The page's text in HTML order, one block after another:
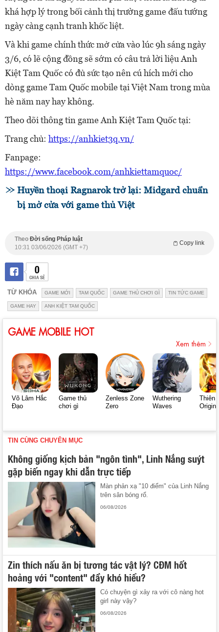
khá hợp lý trong bối cảnh thị trường game đấu tướng
ngày càng cạnh tranh khốc liệt.
Và khi game chính thức mở cửa vào lúc 9h sáng ngày
3/6, có lẽ cộng đồng sẽ sớm có câu trả lời liệu Anh
Kiệt Tam Quốc có đủ sức tạo nên cú hích mới cho
dòng game Tam Quốc mobile tại Việt Nam trong mùa
hè năm nay hay không.
Theo dõi thông tin game Anh Kiệt Tam Quốc tại:
Trang chủ: https://anhkiet3q.vn/
Fanpage:
https://www.facebook.com/anhkiettamquoc/
Huyền thoại Ragnarok trở lại: Midgard chuẩn
bị mở cửa với game thủ Việt
Theo Đời sống Pháp luật
Copy link
10:31 03/06/2026 (GMT +7)
0
CHIA SẺ
TỪ KHÓA GAME MỚI TAM QUỐC GAME THỦ CHƠI GÌ TIN TỨC GAME
GAME HAY ANH KIỆT TAM QUỐC
GAME MOBILE HOT
Xem thêm
Võ Lâm Hắc
Đạo
Game thủ
chơi gì
Zenless Zone
Zero
Wuthering
Waves
Thiên
Origin
TIN CÙNG CHUYÊN MỤC
Không giống kịch bản "ngôn tình", Linh Nắng suýt
gặp biến ngay khi dẫn trực tiếp
Màn phản xạ "10 điểm" của Linh Nắng
trên sân bóng rổ.
06/08/2026
Zin thích nấu ăn bị tương tác vật lý? CĐM hốt
hoảng với "content" đầy khó hiểu?
Có chuyện gì xảy ra với cô nàng hot
girl này vậy?
06/08/2026